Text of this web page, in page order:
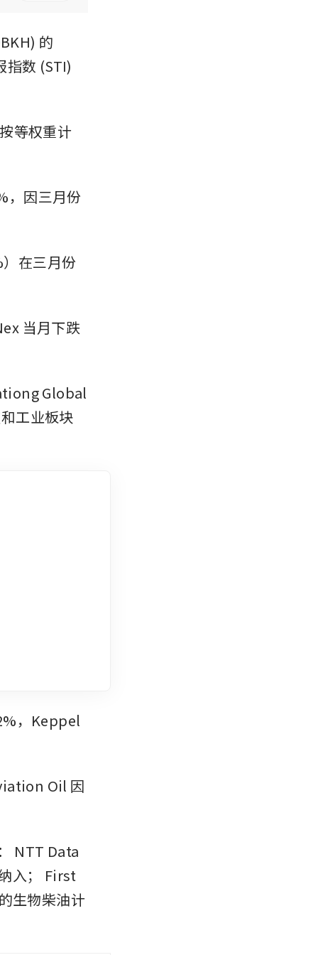
的
数 (STI)
等权重计
，因三月份
在三月份
当月下跌
Global
工业板块
，Keppel
Oil 因
NTT Data
；
First
生物柴油计